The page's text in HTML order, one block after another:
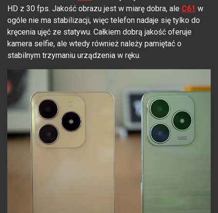
HD z 30 fps. Jakość obrazu jest w miarę dobra, ale C61 w
ogóle nie ma stabilizacji, więc telefon nadaje się tylko do
kręcenia ujęć ze statywu. Całkiem dobrą jakość oferuje
kamera selfie, ale wtedy również należy pamiętać o
stabilnym trzymaniu urządzenia w ręku.